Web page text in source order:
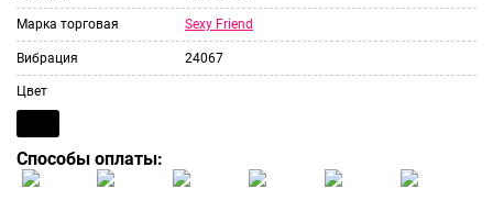
Марка торговая Sexy Friend
Вибрация 24067
Цвет
Способы оплаты: